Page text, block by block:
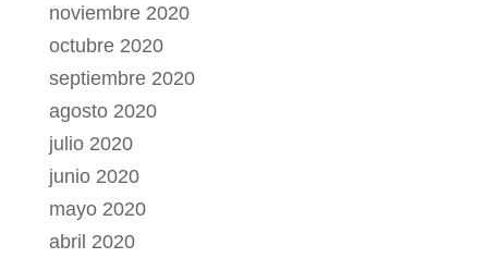
noviembre 2020
octubre 2020
septiembre 2020
agosto 2020
julio 2020
junio 2020
mayo 2020
abril 2020